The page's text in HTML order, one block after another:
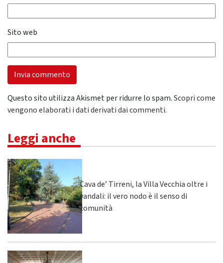
Sito web
Questo sito utilizza Akismet per ridurre lo spam.Scopri come
vengono elaborati i dati derivati dai commenti.
Leggi anche
Cava de’ Tirreni, la Villa Vecchia oltre i
vandali: il vero nodo è il senso di
comunità